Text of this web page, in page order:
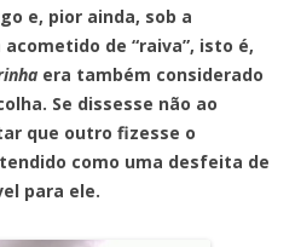
e, pior ainda, sob a
de “raiva”, isto é,
era também considerado
Se dissesse não ao
que outro fizesse o
como uma desfeita de
para ele.